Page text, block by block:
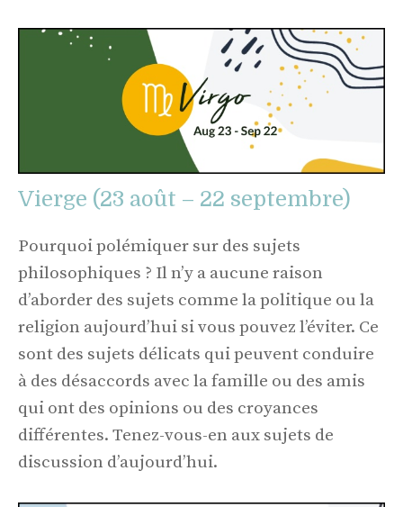
Vierge (23 août – 22 septembre)
Pourquoi polémiquer sur des sujets
philosophiques ? Il n’y a aucune raison
d’aborder des sujets comme la politique ou la
religion aujourd’hui si vous pouvez l’éviter. Ce
sont des sujets délicats qui peuvent conduire
à des désaccords avec la famille ou des amis
qui ont des opinions ou des croyances
différentes. Tenez-vous-en aux sujets de
discussion d’aujourd’hui.